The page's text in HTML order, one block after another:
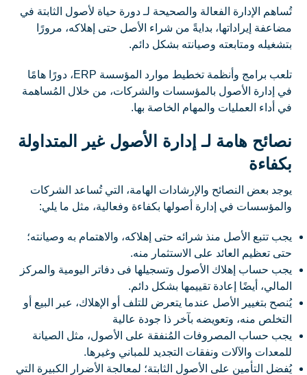
تُساهم الإدارة الفعالة والصحيحة لـ دورة حياة لأصول الثابتة في
مضاعفة إيراداتها، بدايةً من شراء الأصل حتى إهلاكه، مرورًا
بتشغيله ومتابعته وصيانته بشكل دائم.
تلعب برامج وأنظمة تخطيط موارد المؤسسة ERP، دورًا هامًا
في إدارة الأصول بالمؤسسات والشركات، من خلال المُساهمة
في أداء العمليات والمهام الخاصة بها.
نصائح هامة لـ إدارة الأصول غير المتداولة
بكفاءة
يوجد بعض النصائح والإرشادات الهامة، التي تُساعد الشركات
والمؤسسات في إدارة أصولها بكفاءة وفعالية، مثل ما يلي:
يجب تتبع الأصل منذ شرائه حتى إهلاكه، والاهتمام به وصيانته؛
حتى تعظيم العائد على الاستثمار منه.
يجب حساب إهلاك الأصول وتسجيلها فى دفاتر اليومية والمركز
المالي، أيضًا إعادة تقييمها بشكل دائم.
يُنصح بتغيير الأصل عندما يتعرض للتلف أو الإهلاك، عبر البيع أو
التخلص منه، وتعويضه بآخر ذا جودة عالية
يجب حساب المصروفات المُنفقة على الأصول، مثل الصيانة
للمعدات والآلات ونفقات التجديد للمباني وغيرها.
يُفضل التأمين على الأصول الثابتة؛ لمعالجة الأضرار الكبيرة التي